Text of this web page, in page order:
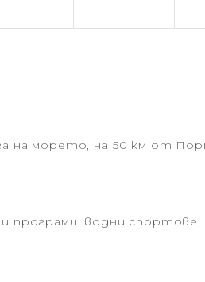
на морето, на 50 км от
програми, водни